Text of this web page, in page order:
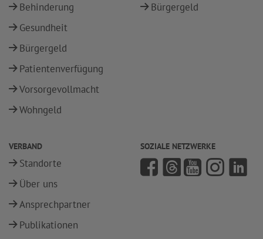
Behinderung
Gesundheit
Bürgergeld
Patientenverfügung
Vorsorgevollmacht
Wohngeld
Bürgergeld
VERBAND
Standorte
Über uns
Ansprechpartner
Publikationen
SOZIALE NETZWERKE